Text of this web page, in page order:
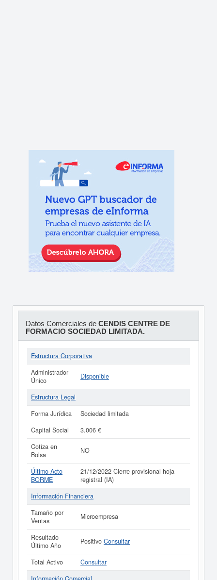
Datos Comerciales de CENDIS CENTRE DE
FORMACIO SOCIEDAD LIMITADA.
Estructura Corporativa
Administrador
Único
Disponible
Estructura Legal
Forma Jurídica
Sociedad limitada
Capital Social
3.006 €
Cotiza en
Bolsa
NO
Último Acto
BORME
21/12/2022 Cierre provisional hoja
registral (IA)
Información Financiera
Tamaño por
Ventas
Microempresa
Resultado
Último Año
Positivo Consultar
Total Activo
Consultar